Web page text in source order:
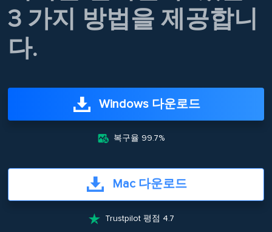
3 가지 방법을 제공합니
다.
Windows 다운로드
 복구율 99.7%
Mac 다운로드
 Trustpilot 평점 4.7